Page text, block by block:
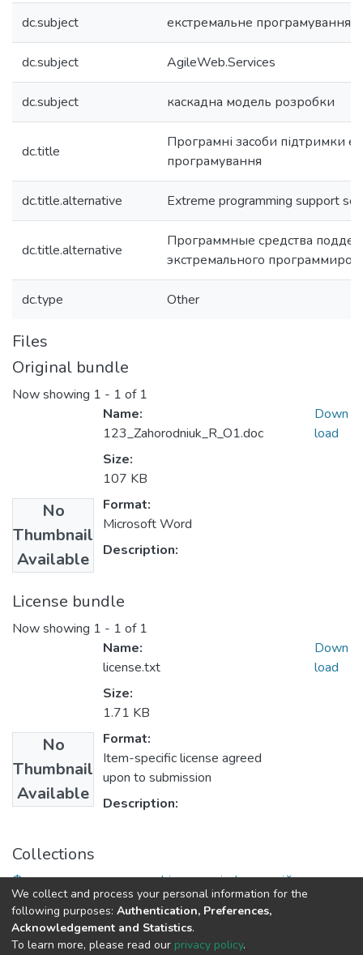
dc.subject екстремальне програмування
dc.subject AgileWeb.Services
dc.subject каскадна модель розробки
dc.title
Програмні засоби підтримки
програмування
dc.title.alternative Extreme programming support
dc.title.alternative
Программные средства
экстремального
dc.type Other
Files
Original bundle
Now showing 1 - 1 of 1
No
Thumbnail
Available
Name:
123_Zahorodniuk_R_O1.doc
Size:
107 KB
Format:
Microsoft Word
Description:
Down
load
License bundle
Now showing 1 - 1 of 1
No
Thumbnail
Available
Name:
license.txt
Size:
1.71 KB
Format:
Item-specific license agreed
upon to submission
Description:
Down
load
Collections
Факультет математики, фізики та інформаційних
технологій
We collect and process your personal information for the
following purposes: Authentication, Preferences,
Acknowledgement and Statistics.
To learn more, please read our privacy policy.